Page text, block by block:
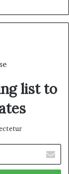
list to
بريدك
الإلكتروني